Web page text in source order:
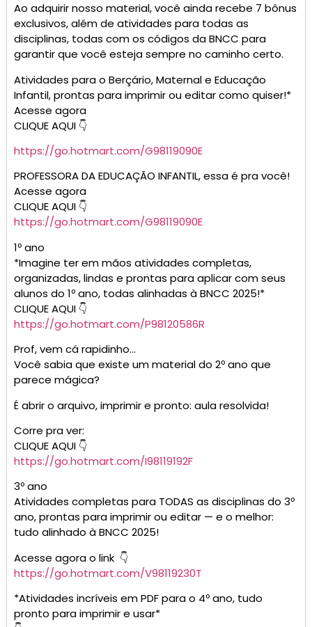
Ao adquirir nosso material, você ainda recebe 7 bônus
exclusivos, além de atividades para todas as
disciplinas, todas com os códigos da BNCC para
garantir que você esteja sempre no caminho certo.
Atividades para o Berçário, Maternal e Educação
Infantil, prontas para imprimir ou editar como quiser!*
Acesse agora
CLIQUE AQUI 👇
https://go.hotmart.com/G98119090E
PROFESSORA DA EDUCAÇÃO INFANTIL, essa é pra você!
Acesse agora
CLIQUE AQUI 👇
https://go.hotmart.com/G98119090E
1º ano
*Imagine ter em mãos atividades completas,
organizadas, lindas e prontas para aplicar com seus
alunos do 1º ano, todas alinhadas à BNCC 2025!*
CLIQUE AQUI 👇
https://go.hotmart.com/P98120586R
Prof, vem cá rapidinho…
Você sabia que existe um material do 2º ano que
parece mágica?
É abrir o arquivo, imprimir e pronto: aula resolvida!
Corre pra ver:
CLIQUE AQUI 👇
https://go.hotmart.com/I98119192F
3º ano
Atividades completas para TODAS as disciplinas do 3º
ano, prontas para imprimir ou editar — e o melhor:
tudo alinhado à BNCC 2025!
Acesse agora o link 👇
https://go.hotmart.com/V98119230T
*Atividades incríveis em PDF para o 4º ano, tudo
pronto para imprimir e usar*